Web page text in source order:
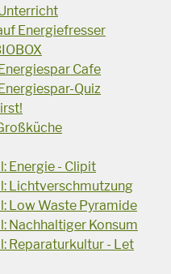
Energiefresser
Cafe
Quiz
Energie - Clipit
Lichtverschmutzung
Low Waste Pyramide
Nachhaltiger Konsum
Reparaturkultur - Let